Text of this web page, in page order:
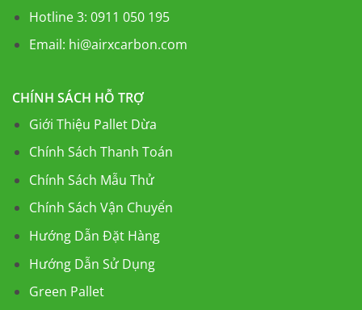
Hotline 3: 0911 050 195
Email: hi@airxcarbon.com
CHÍNH SÁCH HỖ TRỢ
Giới Thiệu Pallet Dừa
Chính Sách Thanh Toán
Chính Sách Mẫu Thử
Chính Sách Vận Chuyển
Hướng Dẫn Đặt Hàng
Hướng Dẫn Sử Dụng
Green Pallet